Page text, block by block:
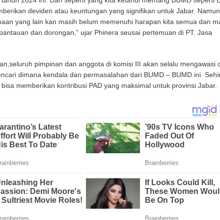
deviden atau keuntungan yang signifikan untuk Jabar. Namun
yang lain kan masih belum memenuhi harapan kita semua dan
dan dorongan,” ujar Phinera seusai pertemuan di PT. Jasa
pimpinan dan anggota di komisi III akan selalu mengawasi
dimana kendala dan permasalahan dari BUMD – BUMD ini.
memberikan kontribusi PAD yang maksimal untuk provinsi Jabar.